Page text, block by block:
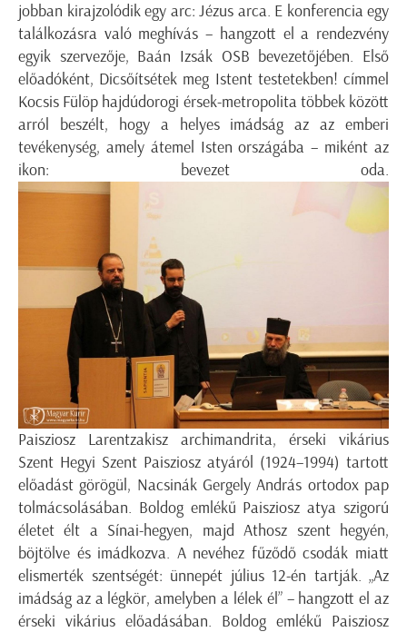
jobban kirajzolódik egy arc: Jézus arca. E konferencia egy
találkozásra való meghívás – hangzott el a rendezvény
egyik szervezője, Baán Izsák OSB bevezetőjében. Első
előadóként, Dicsőítsétek meg Istent testetekben! címmel
Kocsis Fülöp hajdúdorogi érsek-metropolita többek között
arról beszélt, hogy a helyes imádság az az emberi
tevékenység, amely átemel Isten országába – miként az
ikon: bevezet oda.
Paisziosz Larentzakisz archimandrita, érseki vikárius
Szent Hegyi Szent Paisziosz atyáról (1924–1994) tartott
előadást görögül, Nacsinák Gergely András ortodox pap
tolmácsolásában. Boldog emlékű Paisziosz atya szigorú
életet élt a Sínai-hegyen, majd Athosz szent hegyén,
böjtölve és imádkozva. A nevéhez fűződő csodák miatt
elismerték szentségét: ünnepét július 12-én tartják. „Az
imádság az a légkör, amelyben a lélek él” – hangzott el az
érseki vikárius előadásában. Boldog emlékű Paisziosz